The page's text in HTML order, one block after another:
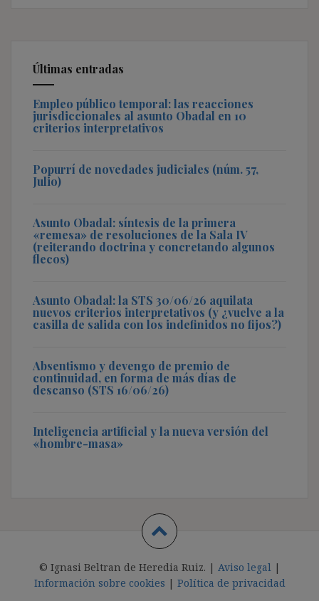
Últimas entradas
Empleo público temporal: las reacciones
jurisdiccionales al asunto Obadal en 10
criterios interpretativos
Popurrí de novedades judiciales (núm. 57,
Julio)
Asunto Obadal: síntesis de la primera
«remesa» de resoluciones de la Sala IV
(reiterando doctrina y concretando algunos
flecos)
Asunto Obadal: la STS 30/06/26 aquilata
nuevos criterios interpretativos (y ¿vuelve a la
casilla de salida con los indefinidos no fijos?)
Absentismo y devengo de premio de
continuidad, en forma de más días de
descanso (STS 16/06/26)
Inteligencia artificial y la nueva versión del
«hombre-masa»
© Ignasi Beltran de Heredia Ruiz. | Aviso legal |
Información sobre cookies | Política de privacidad